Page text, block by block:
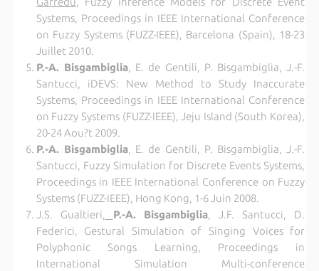
Systems, Proceedings in IEEE International Conference
on Fuzzy Systems (FUZZ-IEEE), Barcelona (Spain), 18-23
Juillet 2010.
P.-A. Bisgambiglia, E. de Gentili, P. Bisgambiglia, J.-F.
Santucci, iDEVS: New Method to Study Inaccurate
Systems, Proceedings in IEEE International Conference
on Fuzzy Systems (FUZZ-IEEE), Jeju Island (South Korea),
20-24 Aou?t 2009.
P.-A. Bisgambiglia, E. de Gentili, P. Bisgambiglia, J.-F.
Santucci, Fuzzy Simulation for Discrete Events Systems,
Proceedings in IEEE International Conference on Fuzzy
Systems (FUZZ-IEEE), Hong Kong, 1-6 Juin 2008.
J.S. Gualtieri, P.-A. Bisgambiglia, J.F. Santucci, D.
Federici, Gestural Simulation of Singing Voices for
Polyphonic Songs Learning, Proceedings in
International Simulation Multi-conference